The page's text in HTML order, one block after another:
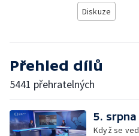
Diskuze
Přehled dílů
5441 přehratelných
5. srpna
Když se